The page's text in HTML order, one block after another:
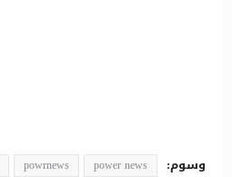
وسوم: power news
powrnews